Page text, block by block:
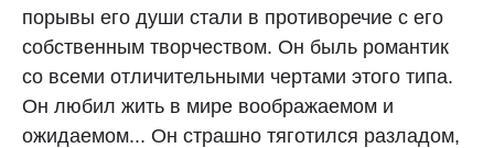
порывы его души стали в противоречие с его
собственным творчеством. Он быль романтик
со всеми отличительными чертами этого типа.
Он любил жить в мире воображаемом и
ожидаемом... Он страшно тяготился разладом,